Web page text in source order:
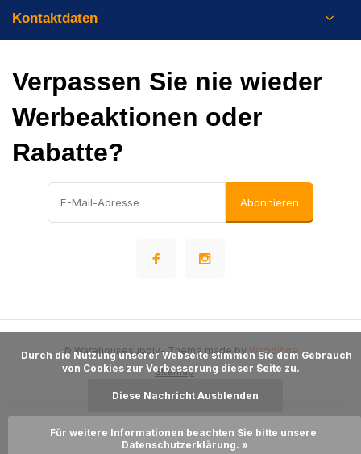
Zum Warenkorb hinzufügen
Kontaktdaten
Verpassen Sie nie wieder
Werbeaktionen oder
Rabatte?
Abonnieren
Sitemap
© Warehousesupply- Theme made by Webdinge
von Cookies zur Verbesserung dieser Seite zu.
Diese Nachricht Ausblenden
Für weitere Informationen beachten Sie bitte unsere
Datenschutzerklärung. »